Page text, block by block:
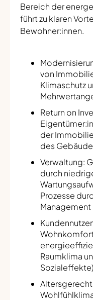
Bereich der
führt zu klaren
Bewohner:innen.
von
Klimaschutz
Return on
der
des
Verwaltung:
durch
Prozesse
Management
Raumklima
Sozialeffekte)